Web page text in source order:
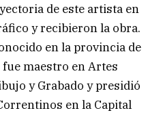
de este artista en
y recibieron la obra.
en la provincia de
maestro en Artes
y Grabado y presidió
en la Capital